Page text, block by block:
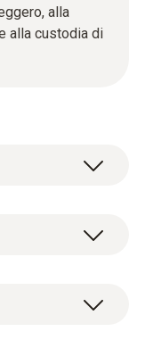
alla
alla custodia di